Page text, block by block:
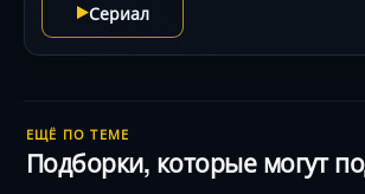
Сериал
ЕЩЁ ПО ТЕМЕ
Подборки, которые могут